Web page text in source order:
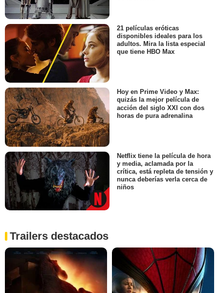
21 películas eróticas
disponibles ideales para los
adultos. Mira la lista especial
que tiene HBO Max
Hoy en Prime Video y Max:
quizás la mejor película de
acción del siglo XXI con dos
horas de pura adrenalina
Netflix tiene la película de hora
y media, aclamada por la
crítica, está repleta de tensión y
nunca deberías verla cerca de
niños
Trailers destacados